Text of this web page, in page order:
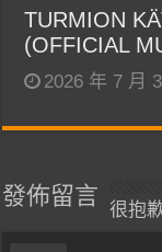
TURMION
(OFFICIAL
2026 年 7 月
發佈留言
很抱